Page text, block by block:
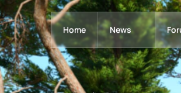
Home News